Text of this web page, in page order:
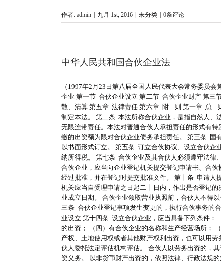
作者: admin 九月 1st, 2016 未分类 0条评论
中华人民共和国合伙企业法
（1997年2月23日第八届全国人民代表大会常务委
企业 第一节 合伙企业设立 第二节 合伙企业财产 第
散、清算 第五章 法律责任 第六章 附 则 第一章 总 则
制定本法。 第二条 本法所称合伙企业，是指自然人、
无限连带责任。本法对普通合伙人承担责任的形式有
缴的出资额为限对合伙企业债务承担责任。 第三条 国
以书面形式订立。 第五条 订立合伙协议、设立合伙
纳所得税。 第七条 合伙企业及其合伙人必须遵守法
合伙企业，应当向企业登记机关提交登记申请书、合
经过批准，并在登记时提交批准文件。 第十条 申请人
机关应当自受理申请之日起二十日内，作出是否登记
业成立日期。 合伙企业领取营业执照前，合伙人不得
三条 合伙企业登记事项发生变更的，执行合伙事务的
业设立 第十四条 设立合伙企业，应当具备下列条件：
的出资； （四）有合伙企业的名称和生产经营场所；
产权、土地使用权或者其他财产权利出资，也可以用
伙人委托法定评估机构评估。 合伙人以劳务出资的，
资义务。 以非货币财产出资的，依照法律、行政法规